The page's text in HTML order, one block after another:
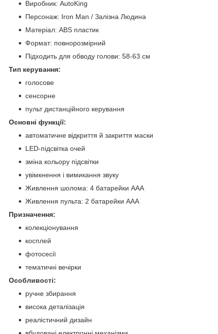
Виробник: AutoKing
Персонаж: Iron Man / Залізна Людина
Матеріал: ABS пластик
Формат: повнорозмірний
Підходить для обводу голови: 58-63 см
Тип керування:
голосове
сенсорне
пульт дистанційного керування
Основні функції:
автоматичне відкриття й закриття маски
LED-підсвітка очей
зміна кольору підсвітки
увімкнення і вимикання звуку
Живлення шолома: 4 батарейки AAA
Живлення пульта: 2 батарейки AAA
Призначення:
колекціонування
косплей
фотосесії
тематичні вечірки
Особливості:
ручне збирання
висока деталізація
реалістичний дизайн